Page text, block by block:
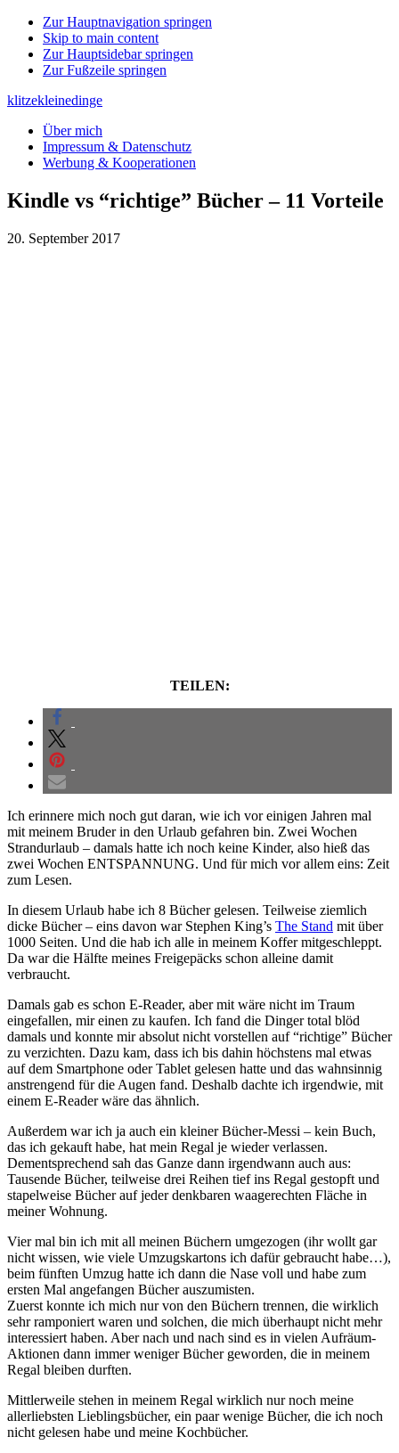
Zur Hauptnavigation springen
Skip to main content
Zur Hauptsidebar springen
Zur Fußzeile springen
klitzekleinedinge
Über mich
Impressum & Datenschutz
Werbung & Kooperationen
Kindle vs “richtige” Bücher – 11 Vorteile
20. September 2017
TEILEN:
Ich erinnere mich noch gut daran, wie ich vor einigen Jahren mal
mit meinem Bruder in den Urlaub gefahren bin. Zwei Wochen
Strandurlaub – damals hatte ich noch keine Kinder, also hieß das
zwei Wochen ENTSPANNUNG. Und für mich vor allem eins: Zeit
zum Lesen.
In diesem Urlaub habe ich 8 Bücher gelesen. Teilweise ziemlich
dicke Bücher – eins davon war Stephen King’s The Stand mit über
1000 Seiten. Und die hab ich alle in meinem Koffer mitgeschleppt.
Da war die Hälfte meines Freigepäcks schon alleine damit
verbraucht.
Damals gab es schon E-Reader, aber mit wäre nicht im Traum
eingefallen, mir einen zu kaufen. Ich fand die Dinger total blöd
damals und konnte mir absolut nicht vorstellen auf “richtige” Bücher
zu verzichten. Dazu kam, dass ich bis dahin höchstens mal etwas
auf dem Smartphone oder Tablet gelesen hatte und das wahnsinnig
anstrengend für die Augen fand. Deshalb dachte ich irgendwie, mit
einem E-Reader wäre das ähnlich.
Außerdem war ich ja auch ein kleiner Bücher-Messi – kein Buch,
das ich gekauft habe, hat mein Regal je wieder verlassen.
Dementsprechend sah das Ganze dann irgendwann auch aus:
Tausende Bücher, teilweise drei Reihen tief ins Regal gestopft und
stapelweise Bücher auf jeder denkbaren waagerechten Fläche in
meiner Wohnung.
Vier mal bin ich mit all meinen Büchern umgezogen (ihr wollt gar
nicht wissen, wie viele Umzugskartons ich dafür gebraucht habe…),
beim fünften Umzug hatte ich dann die Nase voll und habe zum
ersten Mal angefangen Bücher auszumisten.
Zuerst konnte ich mich nur von den Büchern trennen, die wirklich
sehr ramponiert waren und solchen, die mich überhaupt nicht mehr
interessiert haben. Aber nach und nach sind es in vielen Aufräum-
Aktionen dann immer weniger Bücher geworden, die in meinem
Regal bleiben durften.
Mittlerweile stehen in meinem Regal wirklich nur noch meine
allerliebsten Lieblingsbücher, ein paar wenige Bücher, die ich noch
nicht gelesen habe und meine Kochbücher.